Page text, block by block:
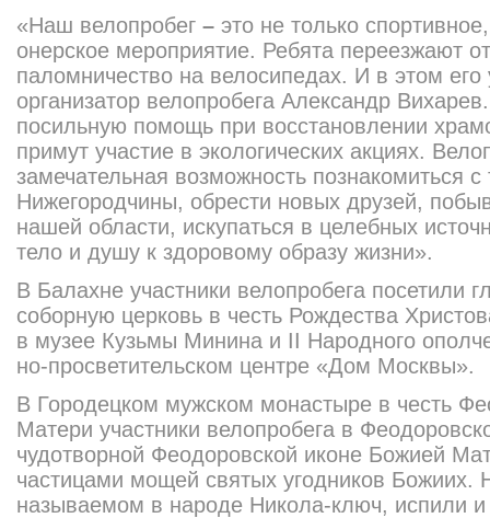
«Наш велопробег – это не толь­ко
онерское мероприятие. Ребята переезжают
паломничество на ве­лосипедах. И в этом его
организатор велопробега Александр
посильную по­мощь при восстановлении
примут участие в экологических акциях.
замечательная возможность познакомиться
Нижегородчины, обрести новых друзей,
нашей об­ласти, искупаться в целебных
тело и душу к здоровому образу жизни».
В Балахне участники велопро­бега посетили
соборную церковь в честь Рождества
в музее Кузьмы Минина и II Народного
но-просветительском центре «Дом Москвы».
В Городецком мужском мо­настыре в честь
Матери участни­ки велопробега в
чудотвор­ной Феодоровской иконе Божией
частицами мощей святых угодников Божиих.
назы­ваемом в народе Никола-ключ, испили